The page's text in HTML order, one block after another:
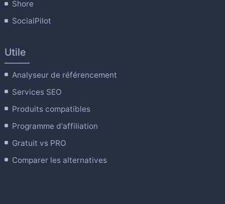
Shore
SocialPilot
Utile
Analyseur de référencement
Services SEO
Produits compatibles
Programme d'affiliation
Gratuit vs PRO
Comparer les alternatives